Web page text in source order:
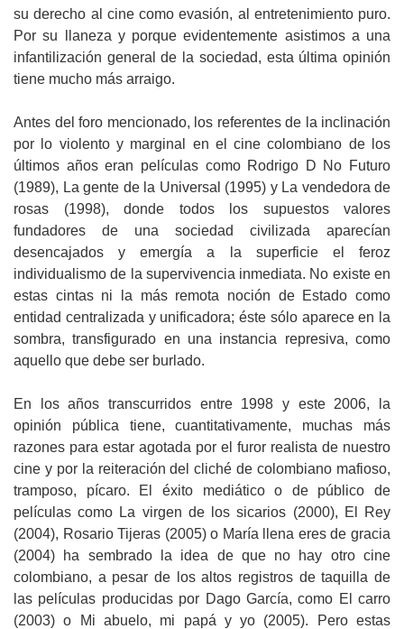
su derecho al cine como evasión, al entretenimiento puro.
Por su llaneza y porque evidentemente asistimos a una
infantilización general de la sociedad, esta última opinión
tiene mucho más arraigo.
Antes del foro mencionado, los referentes de la inclinación
por lo violento y marginal en el cine colombiano de los
últimos años eran películas como Rodrigo D No Futuro
(1989), La gente de la Universal (1995) y La vendedora de
rosas (1998), donde todos los supuestos valores
fundadores de una sociedad civilizada aparecían
desencajados y emergía a la superficie el feroz
individualismo de la supervivencia inmediata. No existe en
estas cintas ni la más remota noción de Estado como
entidad centralizada y unificadora; éste sólo aparece en la
sombra, transfigurado en una instancia represiva, como
aquello que debe ser burlado.
En los años transcurridos entre 1998 y este 2006, la
opinión pública tiene, cuantitativamente, muchas más
razones para estar agotada por el furor realista de nuestro
cine y por la reiteración del cliché de colombiano mafioso,
tramposo, pícaro. El éxito mediático o de público de
películas como La virgen de los sicarios (2000), El Rey
(2004), Rosario Tijeras (2005) o María llena eres de gracia
(2004) ha sembrado la idea de que no hay otro cine
colombiano, a pesar de los altos registros de taquilla de
las películas producidas por Dago García, como El carro
(2003) o Mi abuelo, mi papá y yo (2005). Pero estas